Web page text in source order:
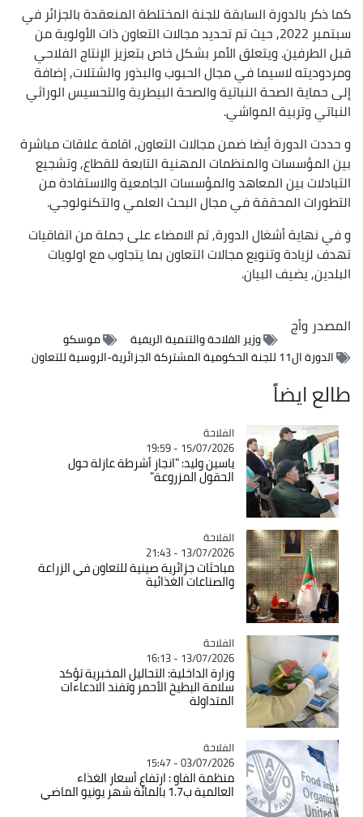
كما ذكر بالدورة السابقة للجنة المختلطة المنعقدة بالجزائر في
سبتمبر 2022, حيث تم تحديد مجالات التعاون ذات الأولوية من
قبل الطرفين. ويتعلق الأمر بشكل خاص بتعزيز الإنتاج الفلاحي
ومردوديته لاسيما في مجال الحبوب والبذور والشتلات, إضافة
إلى حماية الصحة النباتية والصحة البيطرية والتحسيس الوراثي
النباتي وتربية المواشي.
و حددت الدورة أيضا ضمن مجالات التعاون, اقامة علاقات مباشرة
بين المؤسسات والمنظمات المهنية التابعة للقطاع, وتشجيع
التبادلات بين المعاهد والمؤسسات الجامعية والاستفادة من
التطورات المحققة في مجال البحث العلمي والتكنولوجي.
و في نهاية أشغال الدورة, تم الامضاء على جملة من اتفاقيات
تهدف لزيادة وتنويع مجالات التعاون بما يتجاوب مع اولويات
البلدين, يضيف البيان.
المصدروأج
وزير الفلاحة والتنمية الريفية
موسكو
الدورة ال11 للجنة الحكومية المشتركة الجزائرية-الروسية للتعاون
طالع ايضاً
Catégorie
الفلاحة
15/07/2026 - 19:59
ياسين وليد: "انجاز أشرطة عازلة حول
الحقول المزروعة"
Catégorie
الفلاحة
13/07/2026 - 21:43
مباحثات جزائرية صينية للتعاون في الزراعة
والصناعات الغذائية
Catégorie
الفلاحة
13/07/2026 - 16:13
وزارة الداخلية: التحاليل المخبرية تؤكد
سلامة البطيخ الأحمر وتفند الادعاءات
المتداولة
Catégorie
الفلاحة
03/07/2026 - 15:47
منظمة الفاو : ارتفاع أسعار الغذاء
العالمية ب1.7 بالمائة شهر يونيو الماضي